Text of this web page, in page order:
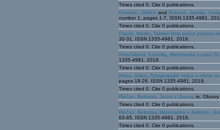
Times cited 0. Cite 0 publications.
Odvárko, Oldřich and Robová, Jarmila
number 1, pages 1-7, ISSN 1335-4981,
Times cited 0. Cite 0 publications.
Papčo, Martin
Takmer bolo počuť praskot
30-31, ISSN 1335-4981, 2018.
Times cited 0. Cite 0 publications.
Potočáková, Ľudmila
Matematika v praxi
1335-4981, 2018.
Times cited 0. Cite 0 publications.
Rebo, Július Pytagorejské trojice v obore
pages 18-26, ISSN 1335-4981, 2018.
Times cited 0. Cite 0 publications.
Riečan, Beloslav, Jasno v Jasnej, in:
Times cited 0. Cite 0 publications.
Riečan, Beloslav, Matematika v Jednote,
63-65, ISSN 1335-4981, 2018.
Times cited 0. Cite 0 publications.